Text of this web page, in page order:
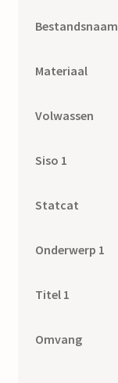
Bestandsnaam
Materiaal
Volwassen
Siso 1
Statcat
Onderwerp 1
Titel 1
Omvang